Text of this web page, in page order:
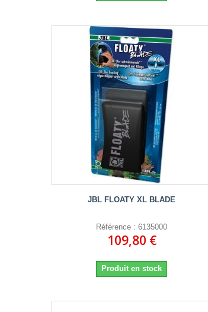
JBL FLOATY XL BLADE
Référence : 6135000
109,80 €
Produit en stock